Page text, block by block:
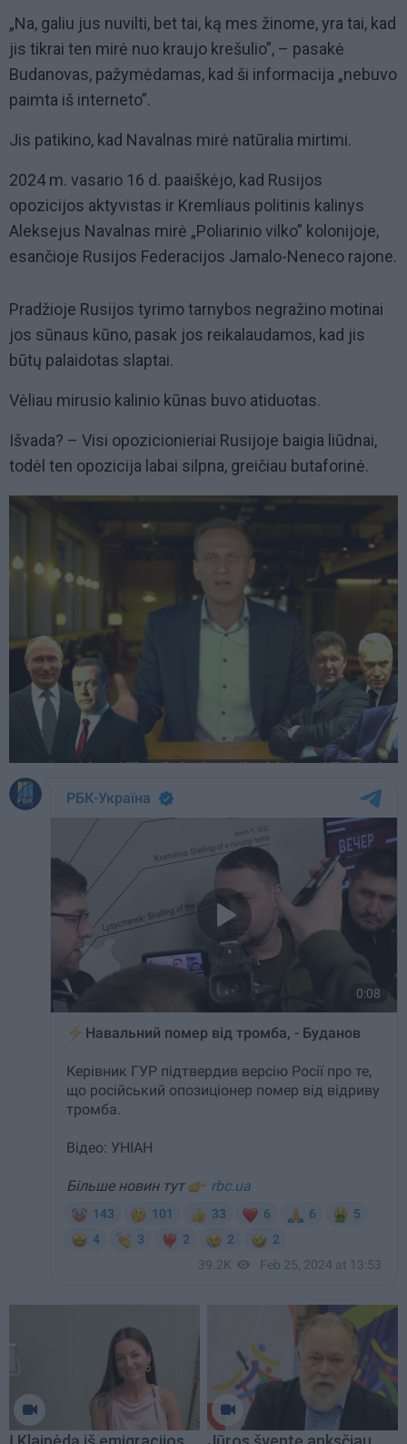
„Na, galiu jus nuvilti, bet tai, ką mes žinome, yra tai, kad
jis tikrai ten mirė nuo kraujo krešulio”, – pasakė
Budanovas, pažymėdamas, kad ši informacija „nebuvo
paimta iš interneto”.
Jis patikino, kad Navalnas mirė natūralia mirtimi.
2024 m. vasario 16 d. paaiškėjo, kad Rusijos
opozicijos aktyvistas ir Kremliaus politinis kalinys
Aleksejus Navalnas mirė „Poliarinio vilko” kolonijoje,
esančioje Rusijos Federacijos Jamalo-Neneco rajone.
Pradžioje Rusijos tyrimo tarnybos negražino motinai
jos sūnaus kūno, pasak jos reikalaudamos, kad jis
būtų palaidotas slaptai.
Vėliau mirusio kalinio kūnas buvo atiduotas.
Išvada? – Visi opozicionieriai Rusijoje baigia liūdnai,
todėl ten opozicija labai silpna, greičiau butaforinė.